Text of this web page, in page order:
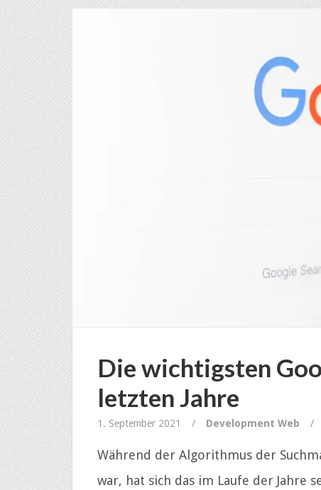
Die wichtigsten
letzten Jahre
1. September 2021 / Development Web /
Während der Algorithmus der
war, hat sich das im Laufe der Jahre